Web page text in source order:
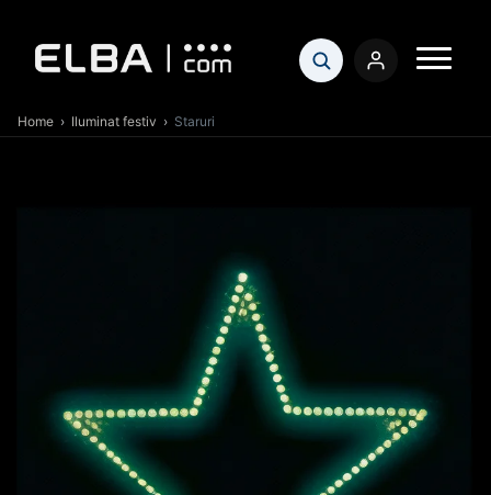
Home › Iluminat festiv › Staruri